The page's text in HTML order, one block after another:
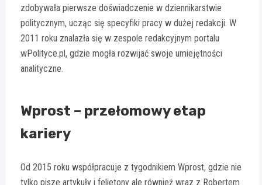
zdobywała pierwsze doświadczenie w dziennikarstwie
politycznym, ucząc się specyfiki pracy w dużej redakcji. W
2011 roku znalazła się w zespole redakcyjnym portalu
wPolityce.pl, gdzie mogła rozwijać swoje umiejętności
analityczne.
Wprost – przełomowy etap
kariery
Od 2015 roku współpracuje z tygodnikiem Wprost, gdzie nie
tylko pisze artykuły i felietony ale również wraz z Robertem